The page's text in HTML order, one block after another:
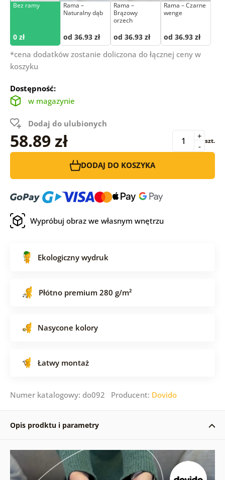
Bez ramy
0 zł
Rama –
Naturalny dąb
od 36.93 zł
Rama –
Brązowy
orzech
od 36.93 zł
Rama – Czarne
wenge
od 36.93 zł
*cena dodatków zostanie doliczona do łącznej ceny w
koszyku
Dostępność:
w magazynie
Dodaj do ulubionych
58.89 zł -
+ szt.
DODAJ DO KOSZYKA
Wypróbuj obraz we własnym wnętrzu
Ekologiczny wydruk
Płótno premium 280 g/m²
Nasycone kolory
Łatwy montaż
Numer katalogowy: do092 Producent: Dovido
Opis prodktu i parametry